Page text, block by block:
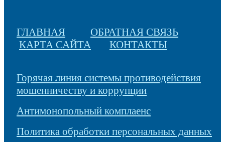
ГЛАВНАЯ
ОБРАТНАЯ СВЯЗЬ
КАРТА САЙТА
КОНТАКТЫ
Горячая линия системы противодействия
мошенничеству и коррупции
Антимонопольный комплаенс
Политика обработки персональных данных